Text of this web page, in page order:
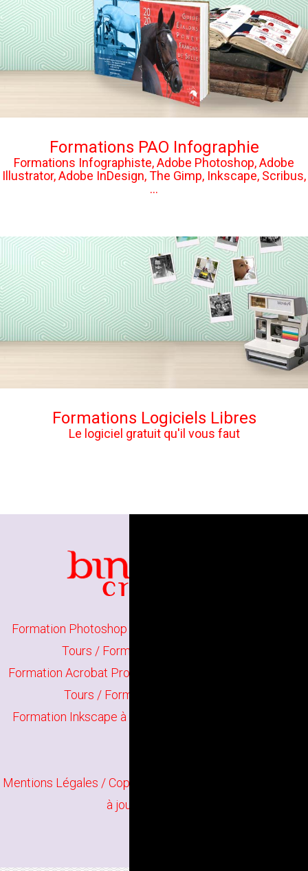
Formations PAO Infographie
Formations Infographiste, Adobe Photoshop, Adobe
Illustrator, Adobe InDesign, The Gimp, Inkscape, Scribus,
...
Formations Logiciels Libres
Le logiciel gratuit qu'il vous faut
Formation Photoshop à Tours
Tours / Formation Indesign à Tours
Formation Acrobat Pro à Tours
Tours / Formation Scribus à Tours
Formation Inkscape à Tours
Mentions Légales / Copyright
à jour en juin 2026